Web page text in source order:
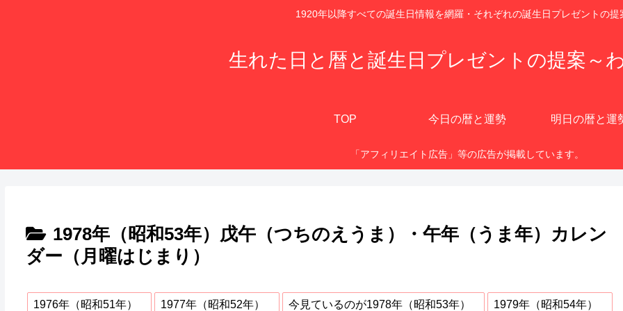
1920年以降すべての誕生日情報を網羅・それぞれの誕生日プレゼントの提
生れた日と暦と誕生日プレゼントの提案～
TOP 今日の暦と運勢 明日の暦と運
「アフィリエイト広告」等の広告が掲載しています。
1978年（昭和53年）戊午（つちのえうま）・午年（うま年）カレン
ダー（月曜はじまり）
1976年（昭和51年） 1977年（昭和52年） 今見ているのが1978年（昭和53年） 1979年（昭和54年）